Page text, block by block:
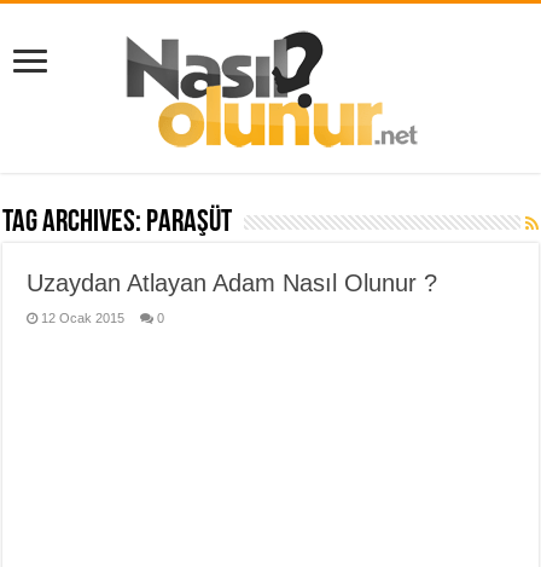
Tag Archives: paraşüt
Uzaydan Atlayan Adam Nasıl Olunur ?
12 Ocak 2015 0